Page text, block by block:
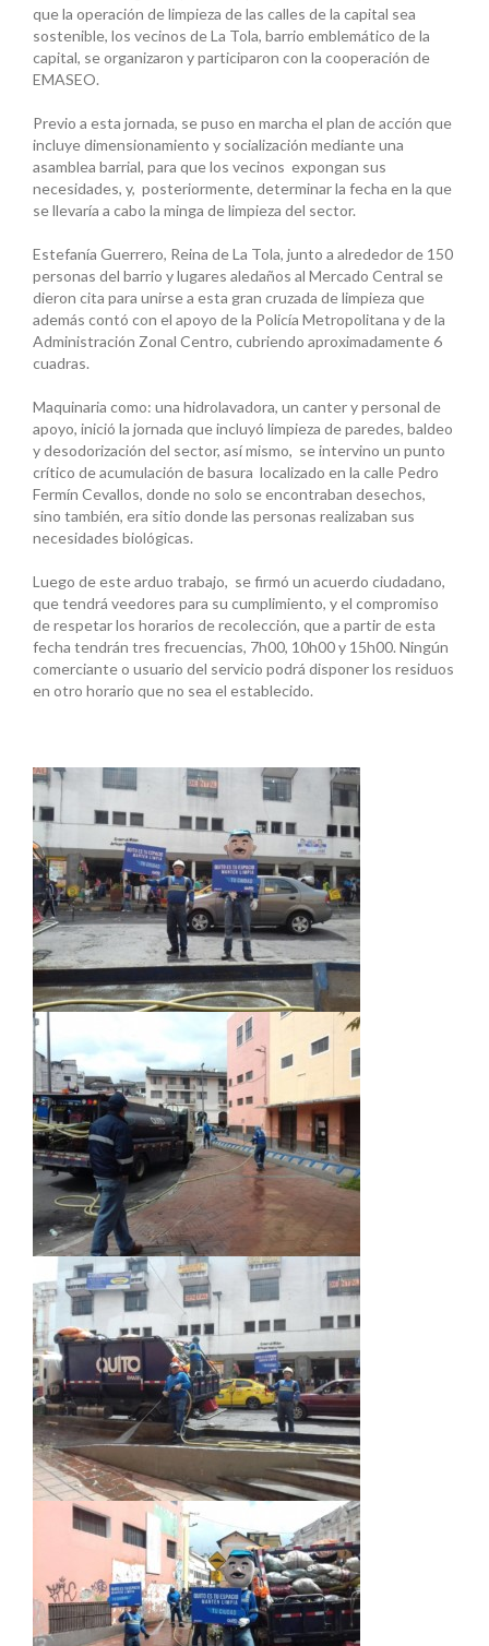
que la operación de limpieza de las calles de la capital sea
sostenible, los vecinos de La Tola, barrio emblemático de la
capital, se organizaron y participaron con la cooperación de
EMASEO.
Previo a esta jornada, se puso en marcha el plan de acción que
incluye dimensionamiento y socialización mediante una
asamblea barrial, para que los vecinos expongan sus
necesidades, y, posteriormente, determinar la fecha en la que
se llevaría a cabo la minga de limpieza del sector.
Estefanía Guerrero, Reina de La Tola, junto a alrededor de 150
personas del barrio y lugares aledaños al Mercado Central se
dieron cita para unirse a esta gran cruzada de limpieza que
además contó con el apoyo de la Policía Metropolitana y de la
Administración Zonal Centro, cubriendo aproximadamente 6
cuadras.
Maquinaria como: una hidrolavadora, un canter y personal de
apoyo, inició la jornada que incluyó limpieza de paredes, baldeo
y desodorización del sector, así mismo, se intervino un punto
crítico de acumulación de basura localizado en la calle Pedro
Fermín Cevallos, donde no solo se encontraban desechos,
sino también, era sitio donde las personas realizaban sus
necesidades biológicas.
Luego de este arduo trabajo, se firmó un acuerdo ciudadano,
que tendrá veedores para su cumplimiento, y el compromiso
de respetar los horarios de recolección, que a partir de esta
fecha tendrán tres frecuencias, 7h00, 10h00 y 15h00. Ningún
comerciante o usuario del servicio podrá disponer los residuos
en otro horario que no sea el establecido.